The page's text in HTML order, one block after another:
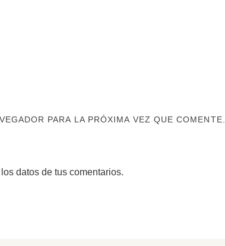
PARA LA PRÓXIMA VEZ QUE COMENTE.
datos de tus comentarios.